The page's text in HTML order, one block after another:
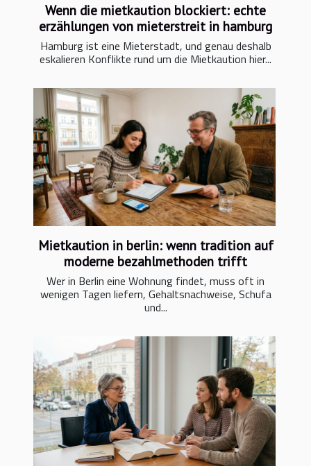
Wenn die mietkaution blockiert: echte
erzählungen von mieterstreit in hamburg
Hamburg ist eine Mieterstadt, und genau deshalb
eskalieren Konflikte rund um die Mietkaution hier...
Mietkaution in berlin: wenn tradition auf
moderne bezahlmethoden trifft
Wer in Berlin eine Wohnung findet, muss oft in
wenigen Tagen liefern, Gehaltsnachweise, Schufa
und...